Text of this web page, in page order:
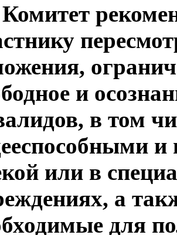
и
в том
или в
а
для